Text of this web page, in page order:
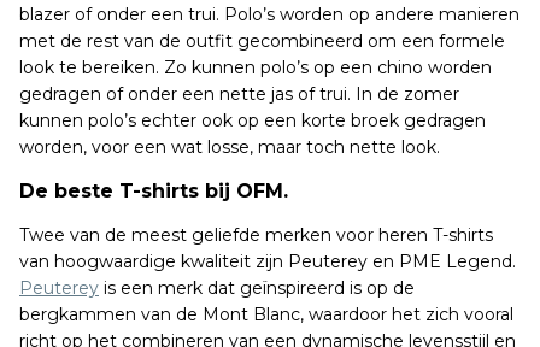
blazer of onder een trui. Polo’s worden op andere manieren
met de rest van de outfit gecombineerd om een formele
look te bereiken. Zo kunnen polo’s op een chino worden
gedragen of onder een nette jas of trui. In de zomer
kunnen polo’s echter ook op een korte broek gedragen
worden, voor een wat losse, maar toch nette look.
De beste T-shirts bij OFM.
Twee van de meest geliefde merken voor heren T-shirts
van hoogwaardige kwaliteit zijn Peuterey en PME Legend.
Peuterey is een merk dat geïnspireerd is op de
bergkammen van de Mont Blanc, waardoor het zich vooral
richt op het combineren van een dynamische levensstijl en